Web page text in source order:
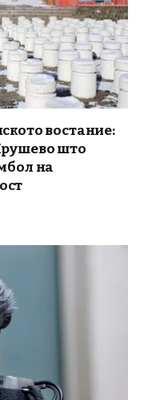
востание:
што
на